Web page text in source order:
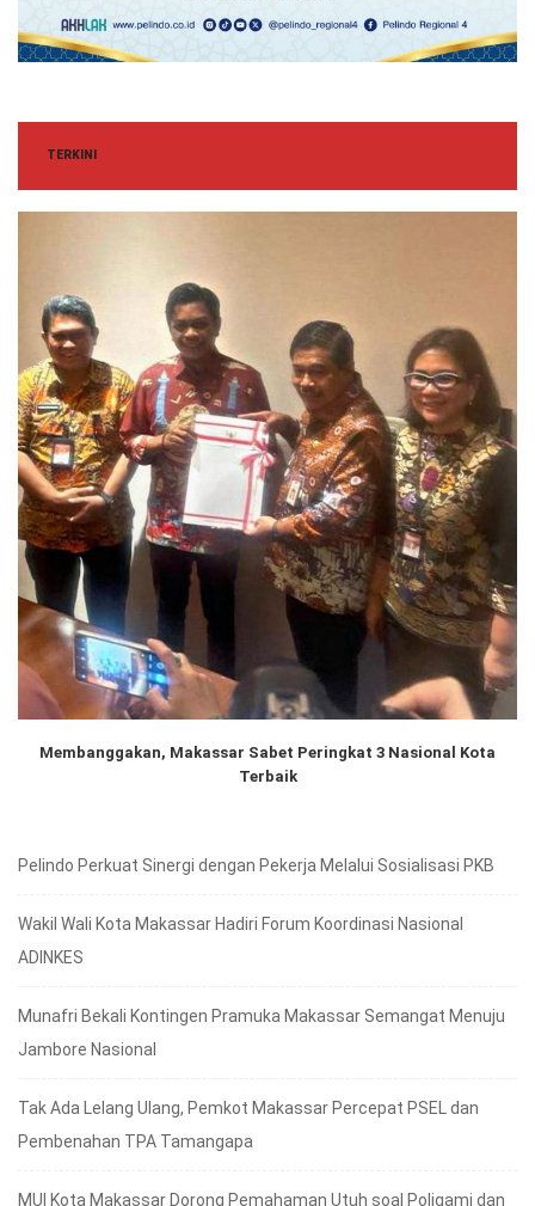
TERKINI
Membanggakan, Makassar Sabet Peringkat 3 Nasional Kota
Terbaik
Pelindo Perkuat Sinergi dengan Pekerja Melalui Sosialisasi PKB
Wakil Wali Kota Makassar Hadiri Forum Koordinasi Nasional
ADINKES
Munafri Bekali Kontingen Pramuka Makassar Semangat Menuju
Jambore Nasional
Tak Ada Lelang Ulang, Pemkot Makassar Percepat PSEL dan
Pembenahan TPA Tamangapa
MUI Kota Makassar Dorong Pemahaman Utuh soal Poligami dan